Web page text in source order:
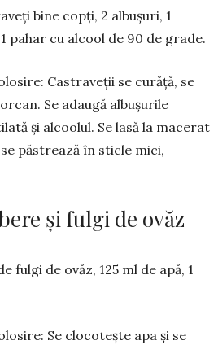
bine copți, 2 al­bu­­șuri, 1
pahar cu alcool de 90 de grade.
Cas­­tra­veții se curăță, se
Se adaugă albu­șurile
și al­coolul. Se lasă la ma­cerat
păstrează în sticle mici,
și fulgi de ovăz
fulgi de ovăz, 125 ml de apă, 1
Se clocotește apa și se